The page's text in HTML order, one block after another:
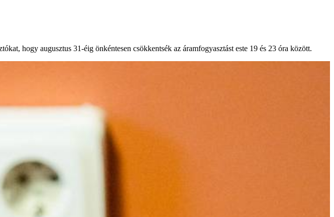
hogy augusztus 31-éig önkéntesen csökkentsék az áramfogyasztást este 19 és 23 óra között.